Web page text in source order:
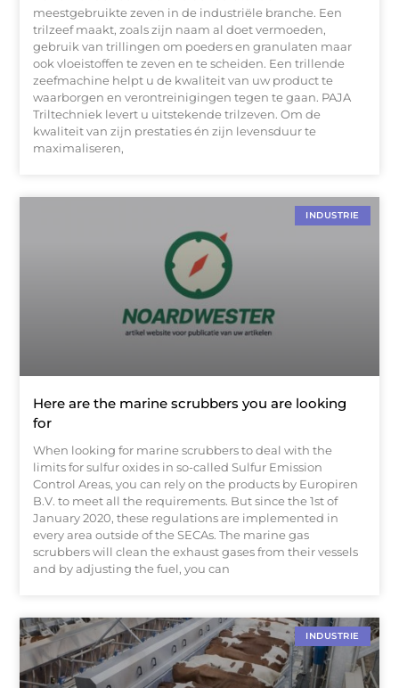
meestgebruikte zeven in de industriële branche. Een
trilzeef maakt, zoals zijn naam al doet vermoeden,
gebruik van trillingen om poeders en granulaten maar
ook vloeistoffen te zeven en te scheiden. Een trillende
zeefmachine helpt u de kwaliteit van uw product te
waarborgen en verontreinigingen tegen te gaan. PAJA
Triltechniek levert u uitstekende trilzeven. Om de
kwaliteit van zijn prestaties én zijn levensduur te
maximaliseren,
INDUSTRIE
Here are the marine scrubbers you are looking
for
When looking for marine scrubbers to deal with the
limits for sulfur oxides in so-called Sulfur Emission
Control Areas, you can rely on the products by Europiren
B.V. to meet all the requirements. But since the 1st of
January 2020, these regulations are implemented in
every area outside of the SECAs. The marine gas
scrubbers will clean the exhaust gases from their vessels
and by adjusting the fuel, you can
INDUSTRIE